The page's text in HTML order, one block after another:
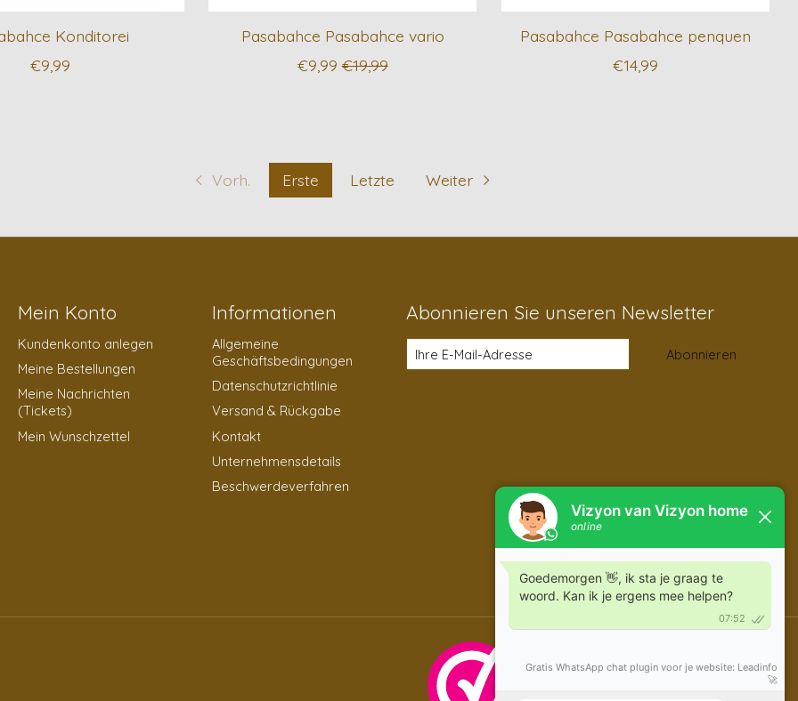
Konditorei
€9,99
Pasabahce Pasabahce vario
€9,99 €19,99
Pasabahce Pasabahce penquen
€14,99
Vorh. Erste Letzte Weiter
Mein Konto
Kundenkonto anlegen
Meine Bestellungen
Meine Nachrichten
(Tickets)
Mein Wunschzettel
Informationen
Allgemeine
Geschäftsbedingungen
Datenschutzrichtlinie
Versand & Rückgabe
Kontakt
Unternehmensdetails
Beschwerdeverfahren
Abonnieren Sie unseren Newsletter
Abonnieren